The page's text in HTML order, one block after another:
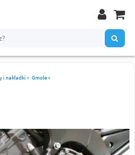
i nakładki » Gmole»